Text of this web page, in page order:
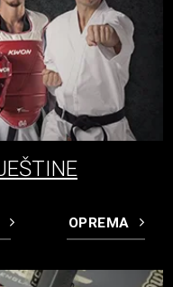
OPREMA